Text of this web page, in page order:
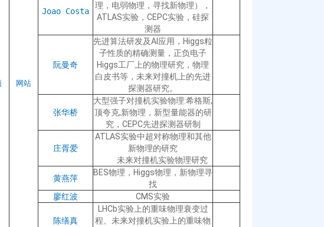
网站
Joao Costa
理，电弱物理，寻找新物理），
ATLAS实验，CEPC实验，硅探
测器
阮曼奇
先进算法研发及AI应用，Higgs粒
子性质的精确测量，正负电子
Higgs工厂上的物理研究，物理
白皮书等，未来对撞机上的先进
探测器研究。
张华桥
大型强子对撞机实验物理:希格斯,
顶夸克,新物理，新型量能器的研
究，CEPC先进探测器研制
庄胥爱
ATLAS实验中超对称物理和其他
新物理的研究
未来对撞机实验物理研究
黄燕萍
BES物理，Higgs物理，新物理寻
找
廖红波 CMS实验
陈缮真
LHCb实验上的重味物理衰变过
程、未来对撞机实验上的重味物